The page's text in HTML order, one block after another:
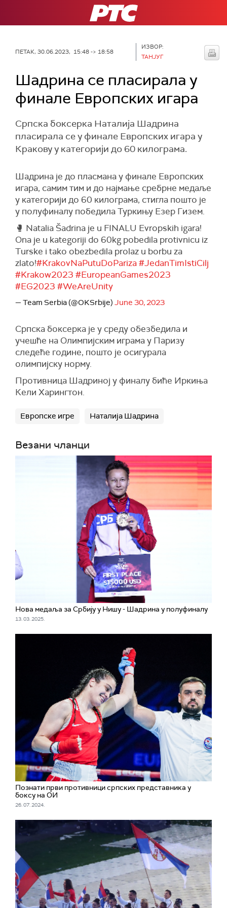
РТС
ПЕТАК, 30.06.2023, 15:48 -> 18:58
ИЗВОР:
ТАНЈУГ
Шадрина се пласирала у
финале Европских игара
Српска боксерка Наталија Шадрина
пласирала се у финале Европских игара у
Кракову у категорији до 60 килограма.
Шадрина је до пласмана у финале Европских
игара, самим тим и до најмање сребрне медаље
у категорији до 60 килограма, стигла пошто је
у полуфиналу победила Туркињу Eзер Гизем.
🥊 Natalia Šadrina je u FINALU Evropskih igara!
Ona je u kategoriji do 60kg pobedila protivnicu iz
Turske i tako obezbedila prolaz u borbu za
zlato!#KrakovNaPutuDoPariza#JedanTimIstiCilj
#Krakow2023 #EuropeanGames2023
#EG2023 #WeAreUnity
— Team Serbia (@OKSrbije) June 30, 2023
Српска боксерка је у среду обезбедила и
учешће на Олимпијским играма у Паризу
следеће године, пошто је осигурала
олимпијску норму.
Противница Шадриној у финалу биће Иркиња
Кели Харингтон.
Европске игре Наталија Шадрина
Везани чланци
Нова медаља за Србију у Нишу - Шадрина у полуфиналу
13. 03. 2025.
Познати први противници српских представника у
боксу на ОИ
26. 07. 2024.